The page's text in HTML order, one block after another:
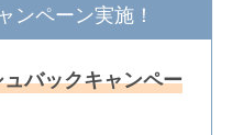
ンペーン実施！
バックキャンペー